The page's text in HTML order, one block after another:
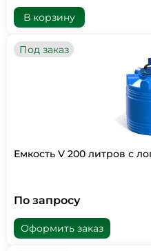
В корзину
Под заказ
Емкость V 200 литров с
По запросу
Оформить заказ